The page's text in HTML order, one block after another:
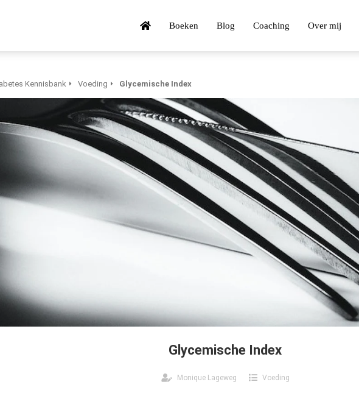
Boeken Blog Coaching Over mij
Kennisbank Voeding Glycemische Index
Glycemische Index
Monique Lageweg Voeding